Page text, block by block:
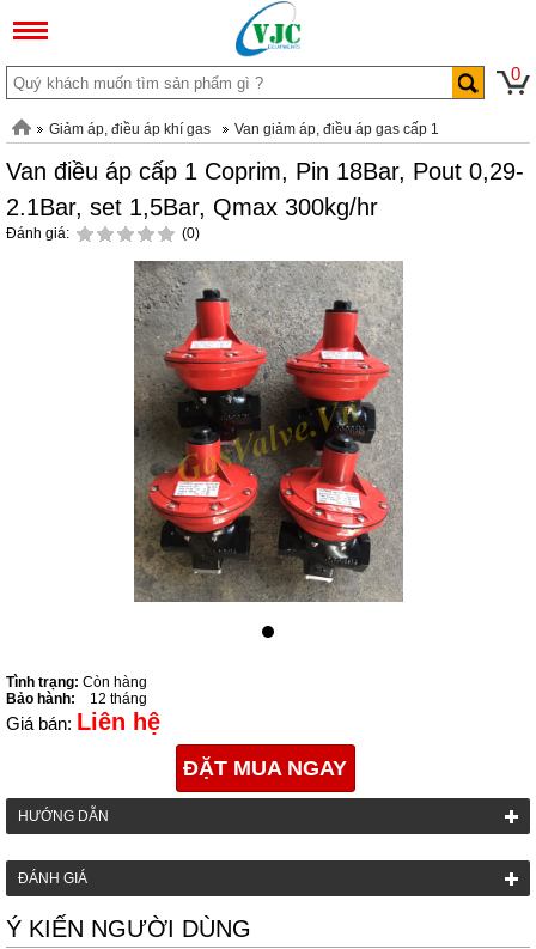
0
Giảm áp, điều áp khí gas Van giảm áp, điều áp gas cấp 1
Van điều áp cấp 1 Coprim, Pin 18Bar, Pout 0,29-
2.1Bar, set 1,5Bar, Qmax 300kg/hr
Đánh giá: (0)
Tình trạng: Còn hàng
Bảo hành:
12 tháng
Giá bán: Liên hệ
ĐẶT MUA NGAY
HƯỚNG DẪN
ĐÁNH GIÁ
Ý KIẾN NGƯỜI DÙNG